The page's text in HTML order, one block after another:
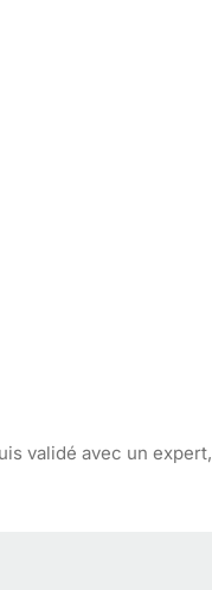
validé avec un expert,